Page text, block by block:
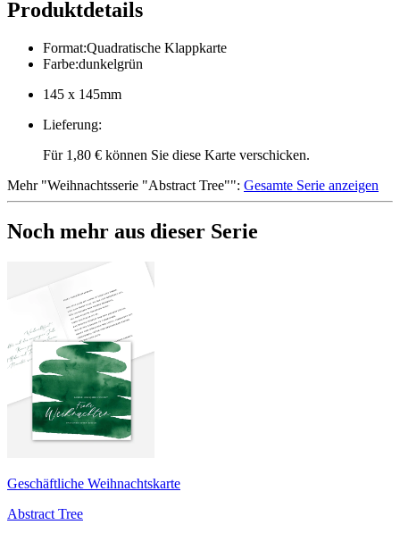
Produktdetails
Format:Quadratische Klappkarte
Farbe:dunkelgrün
145 x 145mm
Lieferung:
Für 1,80 € können Sie diese Karte verschicken.
Mehr"Weihnachtsserie "Abstract Tree"": Gesamte Serie anzeigen
Noch mehr aus dieser Serie
Geschäftliche Weihnachtskarte
Abstract Tree